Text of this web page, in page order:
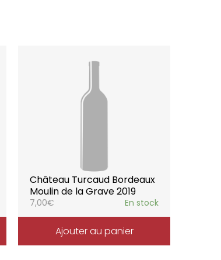
Château Turcaud Bordeaux
Moulin de la Grave 2019
7,00€ En stock
Ajouter au panier